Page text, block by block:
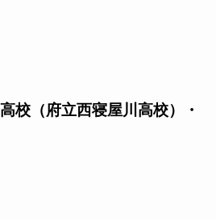
校（府立西寝屋川高校）・